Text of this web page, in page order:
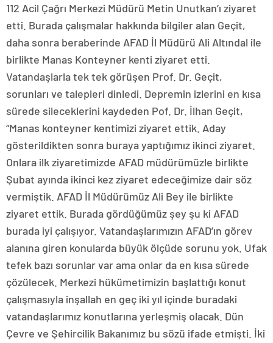
112 Acil Çağrı Merkezi Müdürü Metin Unutkan’ı ziyaret
etti. Burada çalışmalar hakkında bilgiler alan Geçit,
daha sonra beraberinde AFAD İl Müdürü Ali Altındal ile
birlikte Manas Konteyner kenti ziyaret etti.
Vatandaşlarla tek tek görüşen Prof. Dr. Geçit,
sorunları ve talepleri dinledi. Depremin izlerini en kısa
sürede sileceklerini kaydeden Pof. Dr. İlhan Geçit,
“Manas konteyner kentimizi ziyaret ettik. Aday
gösterildikten sonra buraya yaptığımız ikinci ziyaret.
Onlara ilk ziyaretimizde AFAD müdürümüzle birlikte
Şubat ayında ikinci kez ziyaret edeceğimize dair söz
vermiştik. AFAD İl Müdürümüz Ali Bey ile birlikte
ziyaret ettik. Burada gördüğümüz şey şu ki AFAD
burada iyi çalışıyor. Vatandaşlarımızın AFAD’ın görev
alanına giren konularda büyük ölçüde sorunu yok. Ufak
tefek bazı sorunlar var ama onlar da en kısa sürede
çözülecek. Merkezi hükümetimizin başlattığı konut
çalışmasıyla inşallah en geç iki yıl içinde buradaki
vatandaşlarımız konutlarına yerleşmiş olacak. Dün
Çevre ve Şehircilik Bakanımız bu sözü ifade etmişti. İki